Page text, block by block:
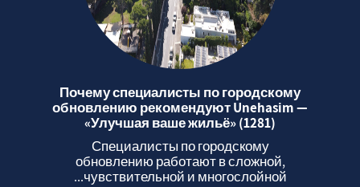
Почему специалисты по городскому
обновлению рекомендуют Unehasim —
«Улучшая ваше жильё» (1281)
Специалисты по городскому
обновлению работают в сложной,
чувствительной и многослойной...